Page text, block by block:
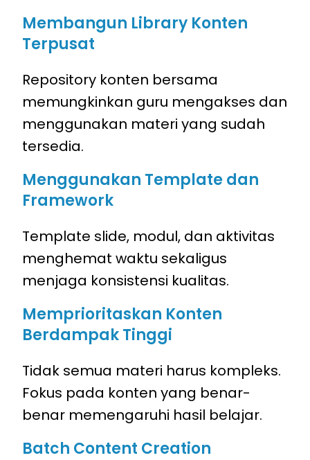
Membangun Library Konten
Terpusat
Repository konten bersama
memungkinkan guru mengakses dan
menggunakan materi yang sudah
tersedia.
Menggunakan Template dan
Framework
Template slide, modul, dan aktivitas
menghemat waktu sekaligus
menjaga konsistensi kualitas.
Memprioritaskan Konten
Berdampak Tinggi
Tidak semua materi harus kompleks.
Fokus pada konten yang benar-
benar memengaruhi hasil belajar.
Batch Content Creation